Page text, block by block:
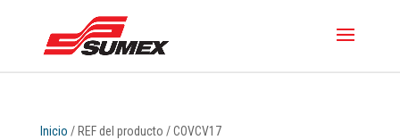
Inicio / REF del producto / COVCV17